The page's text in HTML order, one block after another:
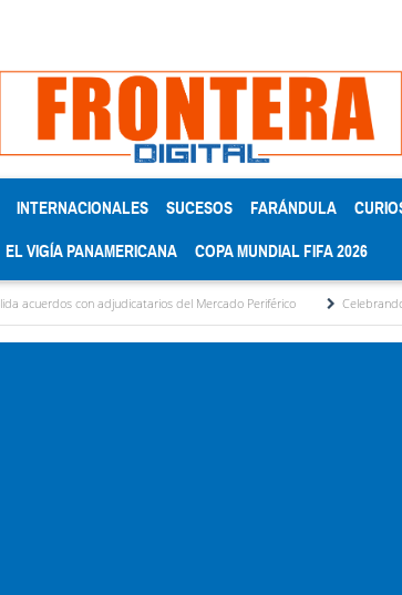
INTERNACIONALES SUCESOS FARÁNDULA
EL VIGÍA PANAMERICANA COPA MUNDIAL FIFA 2026
del Mercado Periférico Celebrando la lactancia